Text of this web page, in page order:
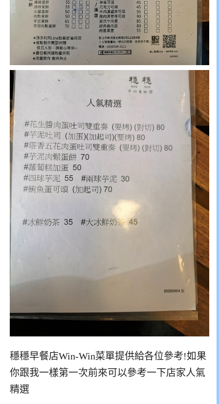
穩穩早餐店Win-Win菜單提供給各位參考!如果
你跟我一樣第一次前來可以參考一下店家人氣
精選